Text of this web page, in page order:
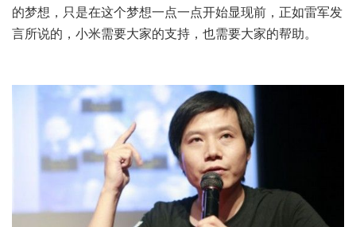
的梦想，只是在这个梦想一点一点开始显现前，正如雷军发
言所说的，小米需要大家的支持，也需要大家的帮助。